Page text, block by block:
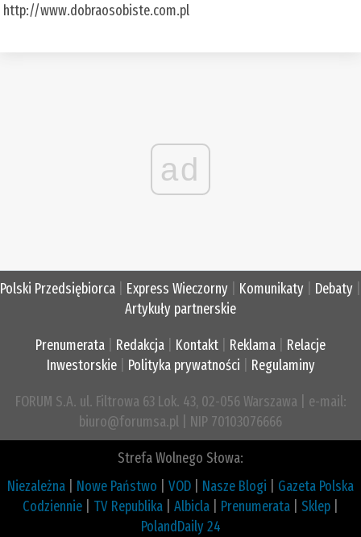
http://www.dobraosobiste.com.pl
ad
Polski Przedsiębiorca Express Wieczorny Komunikaty Debaty
Artykuły partnerskie
Prenumerata Redakcja Kontakt Reklama
Relacje
Inwestorskie| Polityka prywatności Regulaminy
FORUM S.A. ul. Filtrowa 63 Lok. 43, 02-056 Warszawa | e-mail:
biuro@forumsa.pl | NIP 70103076666
Strefa Wolnego Słowa:
Niezależna
Nowe Państwo VOD Nasze Blogi
Gazeta Polska
Codziennie
TV Republika Albicla Prenumerata Sklep
PolandDaily 24